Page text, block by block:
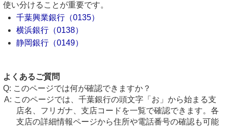
使い分けることが重要です。
千葉興業銀行（0135）
横浜銀行（0138）
静岡銀行（0149）
よくあるご質問
このページでは何が確認できますか？
このページでは、千葉銀行の頭文字「お」から始まる支
店名、フリガナ、支店コードを一覧で確認できます。各
支店の詳細情報ページから住所や電話番号の確認も可能